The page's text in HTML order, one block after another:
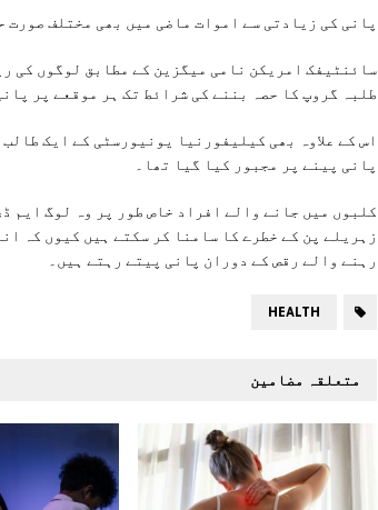
پانی کی زیادتی سے اموات ماضی میں بھی مختلف صورت
سائنٹیفک امریکن نامی میگزین کے مطابق لوگوں کی
طلبہ گروپ کا حصہ بننے کی شرائط تک ہر موقعے پر
اس کے علاوہ بھی کیلیفورنیا یونیورسٹی کے ایک
پانی پینے پر مجبور کیا گیا تھا۔
کلبوں میں جانے والے افراد خاص طور پر وہ لوگ ایم
زہریلے پن کے خطرے کا سامنا کر سکتے ہیں کیوں کہ
رہنے والے رقص کے دوران پانی پیتے رہتے ہیں۔
HEALTH
متعلقہ مضامین